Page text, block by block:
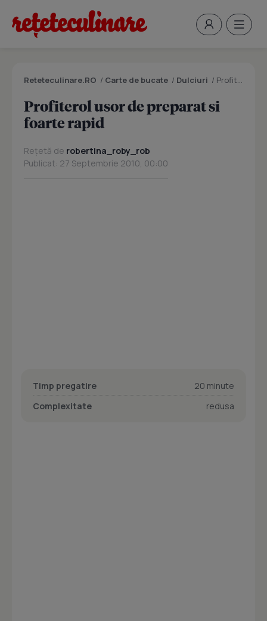
Reteteculinare.RO / Carte de bucate / Dulciuri / Profiterol usor de preparat si foarte rapid
Profiterol usor de preparat si
foarte rapid
Rețetă de robertina_roby_rob
Publicat: 27 Septembrie 2010, 00:00
Timp pregatire
20 minute
Complexitate
redusa